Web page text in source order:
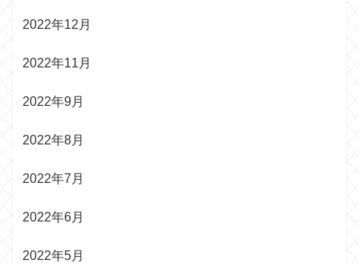
2022年12月
2022年11月
2022年9月
2022年8月
2022年7月
2022年6月
2022年5月